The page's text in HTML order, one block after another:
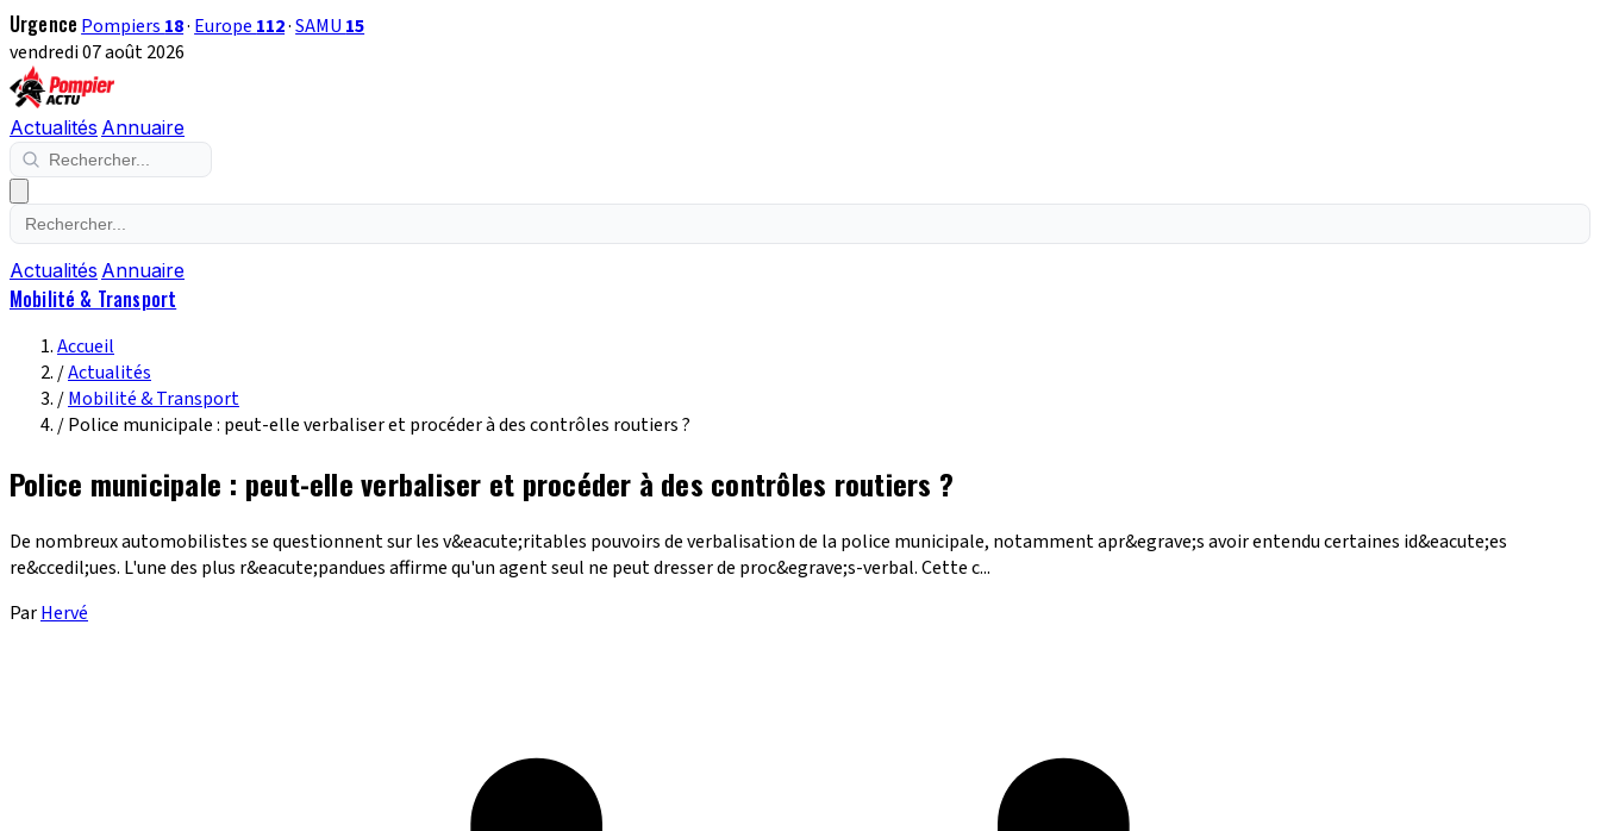
Urgence Pompiers 18· Europe 112·SAMU 15
vendredi 07 août 2026
Actualités Annuaire
Actualités Annuaire
Mobilité & Transport
Accueil
/Actualités
/Mobilité & Transport
/Police municipale : peut-elle verbaliser et procéder à des contrôles routiers ?
Police municipale : peut-elle verbaliser et procéder à des contrôles routiers ?
De nombreux automobilistes se questionnent sur les v&eacute;ritables pouvoirs de verbalisation de la police municipale, notamment apr&egrave;s avoir entendu certaines id&eacute;es
re&ccedil;ues. L'une des plus r&eacute;pandues affirme qu'un agent seul ne peut dresser de proc&egrave;s-verbal. Cette c...
ParHervé